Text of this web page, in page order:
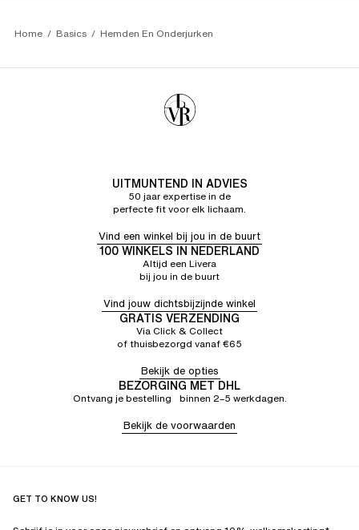
Home Basics Hemden En Onderjurken
UITMUNTEND IN ADVIES
50 jaar expertise in de
perfecte fit voor elk lichaam.
Vind een winkel bij jou in de buurt
100 WINKELS IN NEDERLAND
Altijd een Livera
bij jou in de buurt
Vind jouw dichtsbijzijnde winkel
GRATIS VERZENDING
Via Click & Collect
of thuisbezorgd vanaf €65
Bekijk de opties
BEZORGING MET DHL
Ontvang je bestelling binnen 2–5 werkdagen.
Bekijk de voorwaarden
GET TO KNOW US!